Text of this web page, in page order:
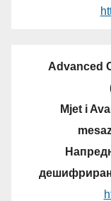
Advanced
Mjet i